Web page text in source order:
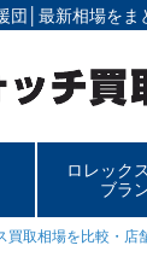
団│ 最新相場をま
ロレック
ブラ
買取相場を比較・店